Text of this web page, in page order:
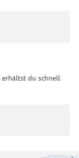
erhältst du schnell